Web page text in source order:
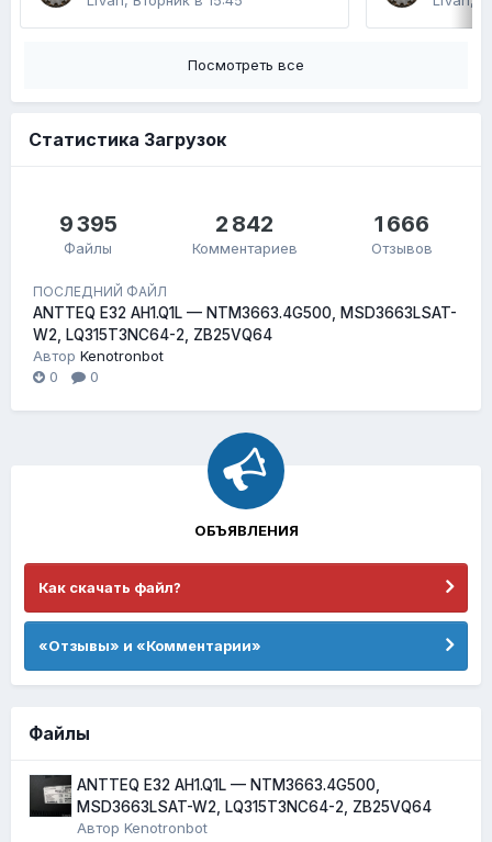
Посмотреть все
Статистика Загрузок
9 395
Файлы
2 842
Комментариев
1 666
Отзывов
ПОСЛЕДНИЙ ФАЙЛ
ANTTEQ E32 AH1.Q1L — NTM3663.4G500, MSD3663LSAT-
W2, LQ315T3NC64-2, ZB25VQ64
Автор Kenotronbot
0
0
ОБЪЯВЛЕНИЯ
Как скачать файл?
«Отзывы» и «Комментарии»
Файлы
ANTTEQ E32 AH1.Q1L — NTM3663.4G500,
MSD3663LSAT-W2, LQ315T3NC64-2, ZB25VQ64
Автор Kenotronbot